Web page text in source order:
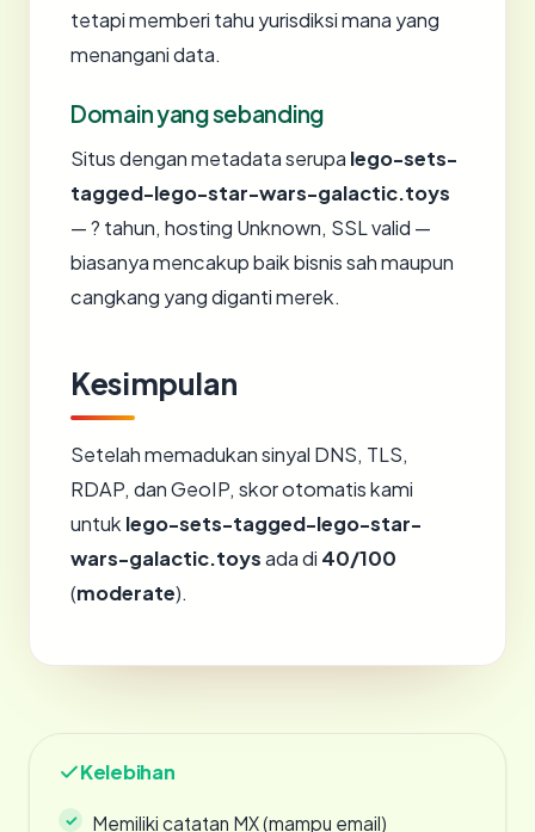
tetapi memberi tahu yurisdiksi mana yang
menangani data.
Domain yang sebanding
Situs dengan metadata serupa lego-sets-
tagged-lego-star-wars-galactic.toys
— ? tahun, hosting Unknown, SSL valid —
biasanya mencakup baik bisnis sah maupun
cangkang yang diganti merek.
Kesimpulan
Setelah memadukan sinyal DNS, TLS,
RDAP, dan GeoIP, skor otomatis kami
untuk lego-sets-tagged-lego-star-
wars-galactic.toysada di 40/100
(moderate).
Kelebihan
Memiliki catatan MX (mampu email)